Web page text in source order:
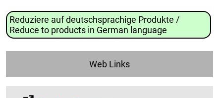
Reduziere auf deutschsprachige Produkte /
Reduce to products in German language
Web Links